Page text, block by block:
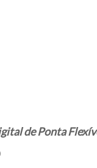
de Ponta